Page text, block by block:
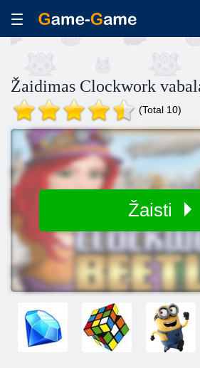
Žaidimas Clockwork
(Total 10)
Žaisti